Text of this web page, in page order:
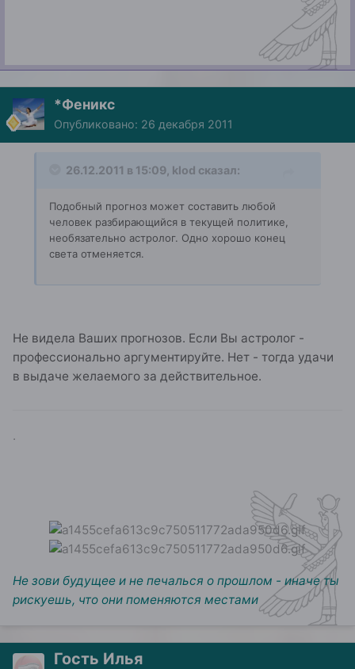
*Феникс
Опубликовано: 26 декабря 2011
26.12.2011 в 15:09, klod сказал:
Подобный прогноз может составить любой
человек разбирающийся в текущей политике,
необязательно астролог. Одно хорошо конец
света отменяется.
Не видела Ваших прогнозов. Если Вы астролог -
профессионально аргументируйте. Нет - тогда удачи
в выдаче желаемого за действительное.
.
Не зови будущее и не печалься о прошлом - иначе ты
рискуешь, что они поменяются местами
Гость Илья